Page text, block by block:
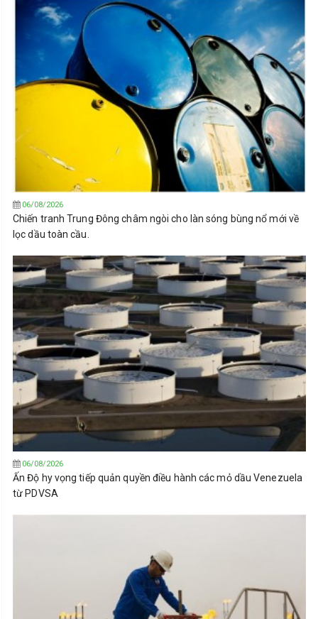
06/08/2026
Chiến tranh Trung Đông châm ngòi cho làn sóng bùng nổ mới về
lọc dầu toàn cầu.
06/08/2026
Ấn Độ hy vọng tiếp quản quyền điều hành các mỏ dầu Venezuela
từ PDVSA